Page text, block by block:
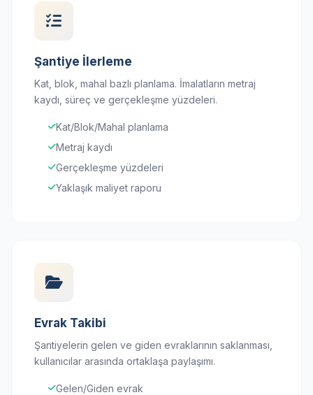
Şantiye İlerleme
Kat, blok, mahal bazlı planlama. İmalatların metraj
kaydı, süreç ve gerçekleşme yüzdeleri.
Kat/Blok/Mahal planlama
Metraj kaydı
Gerçekleşme yüzdeleri
Yaklaşık maliyet raporu
Evrak Takibi
Şantiyelerin gelen ve giden evraklarının saklanması,
kullanıcılar arasında ortaklaşa paylaşımı.
Gelen/Giden evrak